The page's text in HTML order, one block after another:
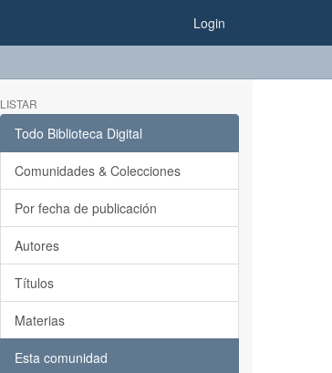
Login
LISTAR
Todo Biblioteca Digital
Comunidades & Colecciones
Por fecha de publicación
Autores
Títulos
Materias
Esta comunidad